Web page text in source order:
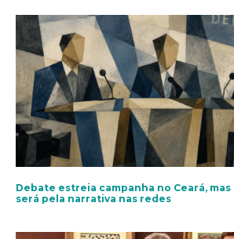
Debate estreia campanha no Ceará, mas
será pela narrativa nas redes